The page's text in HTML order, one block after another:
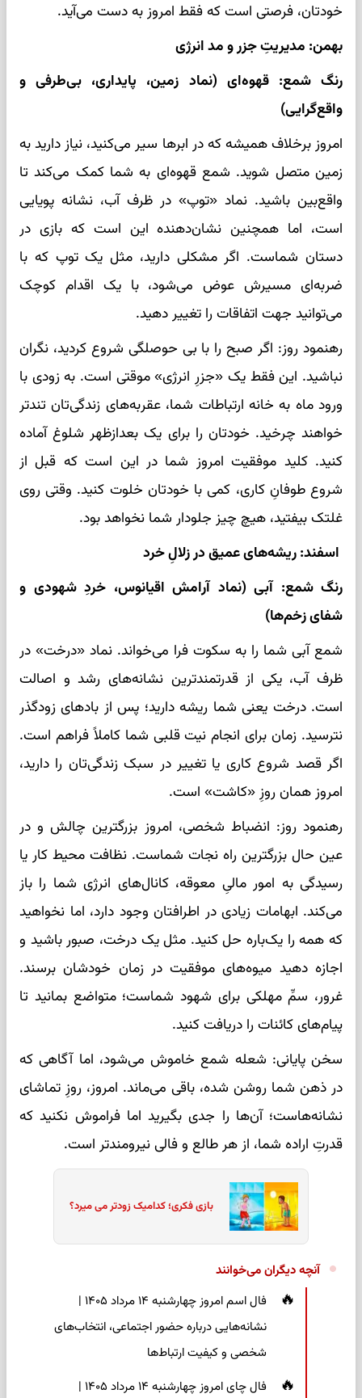
خودتان، فرصتی است که فقط امروز به دست می‌آید.
بهمن: مدیریتِ جزر و مد انرژی
رنگ شمع: قهوه‌ای (نماد زمین، پایداری، بی‌طرفی و
واقع‌گرایی)
امروز برخلاف همیشه که در ابرها سیر می‌کنید، نیاز دارید به
زمین متصل شوید. شمع قهوه‌ای به شما کمک می‌کند تا
واقع‌بین باشید. نماد «توپ» در ظرف آب، نشانه پویایی
است، اما همچنین نشان‌دهنده این است که بازی در
دستان شماست. اگر مشکلی دارید، مثل یک توپ که با
ضربه‌ای مسیرش عوض می‌شود، با یک اقدام کوچک
می‌توانید جهت اتفاقات را تغییر دهید.
رهنمود روز: اگر صبح را با بی حوصلگی شروع کردید، نگران
نباشید. این فقط یک «جزرِ انرژی» موقتی است. به زودی با
ورود ماه به خانه ارتباطات شما، عقربه‌های زندگی‌تان تندتر
خواهند چرخید. خودتان را برای یک بعدازظهر شلوغ آماده
کنید. کلید موفقیت امروز شما در این است که قبل از
شروع طوفانِ کاری، کمی با خودتان خلوت کنید. وقتی روی
غلتک بیفتید، هیچ چیز جلودار شما نخواهد بود.
اسفند: ریشه‌های عمیق در زلالِ خرد
رنگ شمع: آبی (نماد آرامش اقیانوس، خردِ شهودی و
شفای زخم‌ها)
شمع آبی شما را به سکوت فرا می‌خواند. نماد «درخت» در
ظرف آب، یکی از قدرتمندترین نشانه‌های رشد و اصالت
است. درخت یعنی شما ریشه دارید؛ پس از بادهای زودگذر
نترسید. زمان برای انجام نیت قلبی شما کاملاً فراهم است.
اگر قصد شروع کاری یا تغییر در سبک زندگی‌تان را دارید،
امروز همان روزِ «کاشت» است.
رهنمود روز: انضباط شخصی، امروز بزرگترین چالش و در
عین حال بزرگترین راه نجات شماست. نظافت محیط کار یا
رسیدگی به امور مالیِ معوقه، کانال‌های انرژی شما را باز
می‌کند. ابهامات زیادی در اطرافتان وجود دارد، اما نخواهید
که همه را یک‌باره حل کنید. مثل یک درخت، صبور باشید و
اجازه دهید میوه‌های موفقیت در زمان خودشان برسند.
غرور، سمِّ مهلکی برای شهود شماست؛ متواضع بمانید تا
پیام‌های کائنات را دریافت کنید.
سخن پایانی: شعله شمع خاموش می‌شود، اما آگاهی‌ که
در ذهن شما روشن شده، باقی می‌ماند. امروز، روزِ تماشای
نشانه‌هاست؛ آن‌ها را جدی بگیرید اما فراموش نکنید که
قدرتِ اراده شما، از هر طالع و فالی نیرومندتر است.
بازی فکری؛ کدامیک زودتر می میرد؟
آنچه دیگران می‌خوانند
فال اسم امروز چهارشنبه ۱۴ مرداد ۱۴۰۵ |
نشانه‌هایی درباره حضور اجتماعی، انتخاب‌های
شخصی و کیفیت ارتباط‌ها
فال چای امروز چهارشنبه ۱۴ مرداد ۱۴۰۵ |